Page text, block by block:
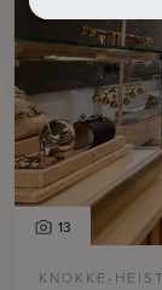
13
KNOKKE-HEIST